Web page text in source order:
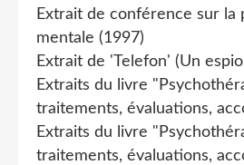
Extrait de conférence sur la
mentale (1997)
Extrait de 'Telefon' (Un
Extraits du livre
traitements, évaluations,
Extraits du livre
traitements, évaluations,